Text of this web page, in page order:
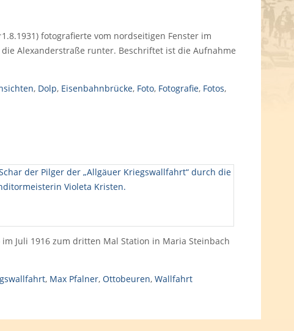
fotografierte vom nordseitigen Fenster im
Alexanderstraße runter. Beschriftet ist die Aufnahme
, Dolp, Eisenbahnbrücke, Foto, Fotografie, Fotos,
Juli 1916 zum dritten Mal Station in Maria Steinbach
, Max Pfalner, Ottobeuren, Wallfahrt